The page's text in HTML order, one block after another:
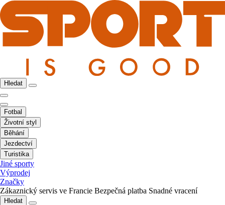
Hledat
Fotbal
Životní styl
Běhání
Jezdectví
Turistika
Jiné sporty
Výprodej
Značky
Zákaznický servis ve Francie Bezpečná platba Snadné vracení
Hledat